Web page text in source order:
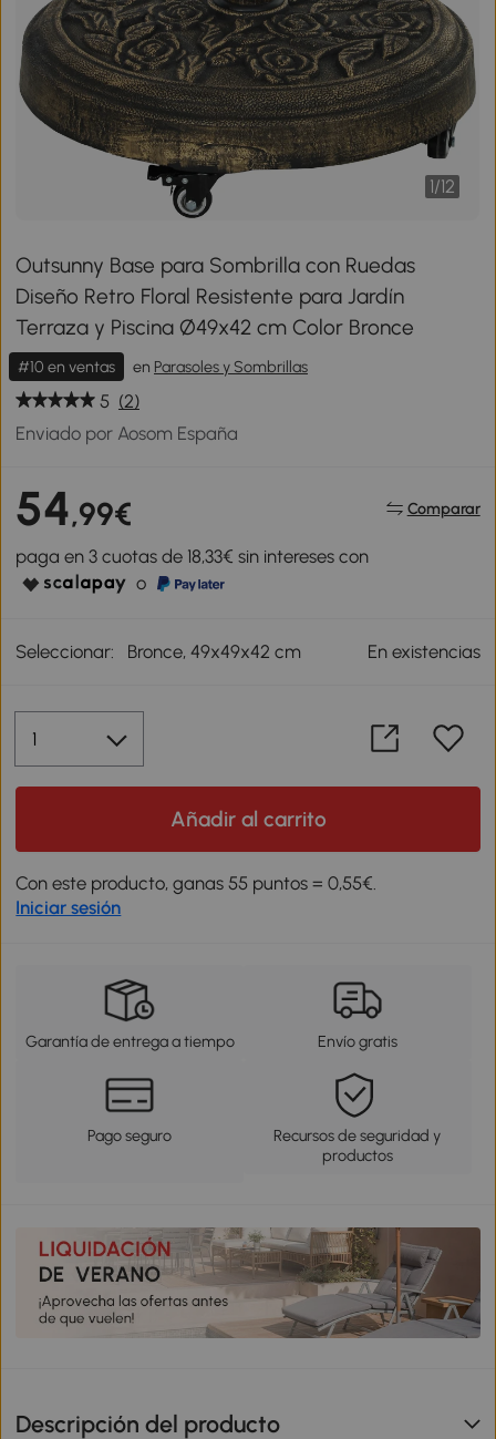
1/12
Outsunny Base para Sombrilla con Ruedas
Diseño Retro Floral Resistente para Jardín
Terraza y Piscina Ø49x42 cm Color Bronce
#10 en ventas en Parasoles y Sombrillas
5 (2)
Enviado por Aosom España
54,99€ Comparar
paga en 3 cuotas de 18,33€ sin intereses con
o
Seleccionar: Bronce, 49x49x42 cm En existencias
Añadir al carrito
Con este producto, ganas 55 puntos = 0,55€.
Iniciar sesión
Garantía de entrega a tiempo Envío gratis
Pago seguro
Recursos de seguridad y
productos
Descripción del producto